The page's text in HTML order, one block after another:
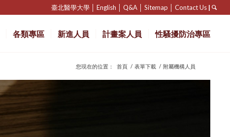
臺北醫學大學 │English │Q&A │Sitemap │Contact Us |
各類專區 新進人員 計畫案人員 性騷擾防治專區
您現在的位置： 首頁 / 表單下載 / 附屬機構人員